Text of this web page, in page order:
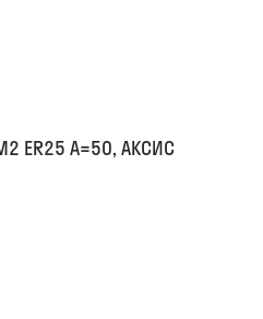
ER25 A=50, АКСИС